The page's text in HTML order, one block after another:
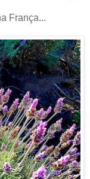
França...